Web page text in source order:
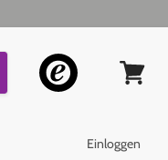
Einloggen